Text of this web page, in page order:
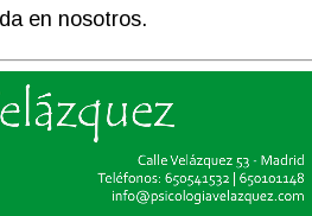
en nosotros.